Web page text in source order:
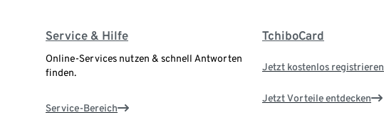
Service & Hilfe
Online-Services nutzen & schnell Antworten
finden.
Service-Bereich
TchiboCard
Jetzt kostenlos registrieren
Jetzt Vorteile entdecken